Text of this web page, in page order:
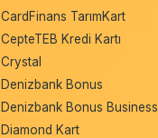
CardFinans TarımKart
CepteTEB Kredi Kartı
Crystal
Denizbank Bonus
Denizbank Bonus Business
Diamond Kart